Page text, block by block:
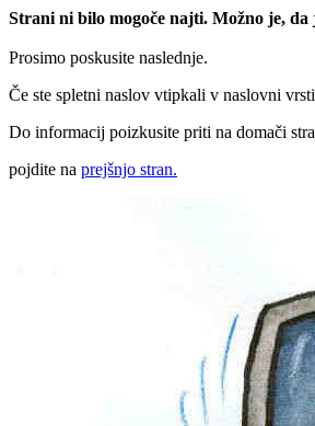
Strani ni bilo mogoče najti. Možno je,
Prosimo poskusite naslednje.
Če ste spletni naslov vtipkali v naslovni
Do informacij poizkusite priti na domači
pojdite na prejšnjo stran.